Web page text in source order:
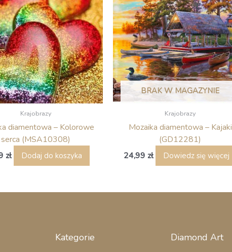
Krajobrazy
diamentowa – Kolorowe
serca (MSA10308)
zł Dodaj do koszyka
BRAK W MAGAZYNIE
Krajobrazy
Mozaika diamentowa – Kajaki
(GD12281)
24,99 zł Dowiedz się więcej
Kategorie Diamond Art